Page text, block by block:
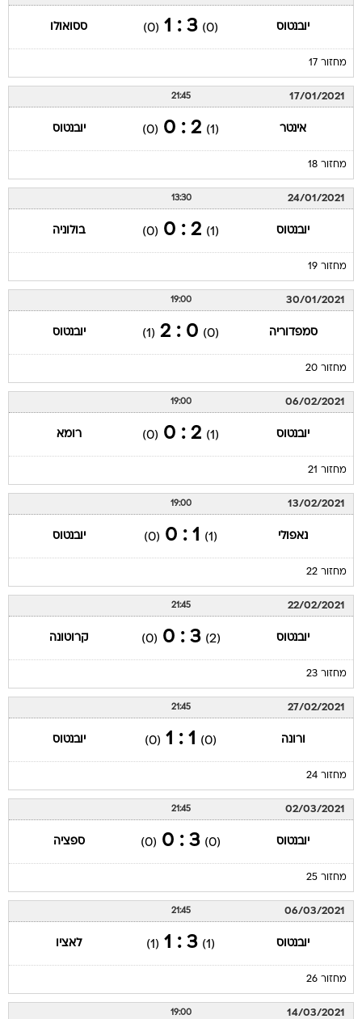
יובנטוס (0)
3 : 1
(0) ססואולו
מחזור 17
17/01/2021
21:45
אינטר (1)
2 : 0
(0) יובנטוס
מחזור 18
24/01/2021
13:30
יובנטוס (1)
2 : 0
(0) בולוניה
מחזור 19
30/01/2021
19:00
סמפדוריה (0)
0 : 2
(1) יובנטוס
מחזור 20
06/02/2021
19:00
יובנטוס (1)
2 : 0
(0) רומא
מחזור 21
13/02/2021
19:00
נאפולי (1)
1 : 0
(0) יובנטוס
מחזור 22
22/02/2021
21:45
יובנטוס (2)
3 : 0
(0) קרוטונה
מחזור 23
27/02/2021
21:45
ורונה (0)
1 : 1
(0) יובנטוס
מחזור 24
02/03/2021
21:45
יובנטוס (0)
3 : 0
(0) ספציה
מחזור 25
06/03/2021
21:45
יובנטוס (1)
3 : 1
(1) לאציו
מחזור 26
14/03/2021
19:00